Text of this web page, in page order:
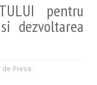
pentru
dezvoltarea
Presa